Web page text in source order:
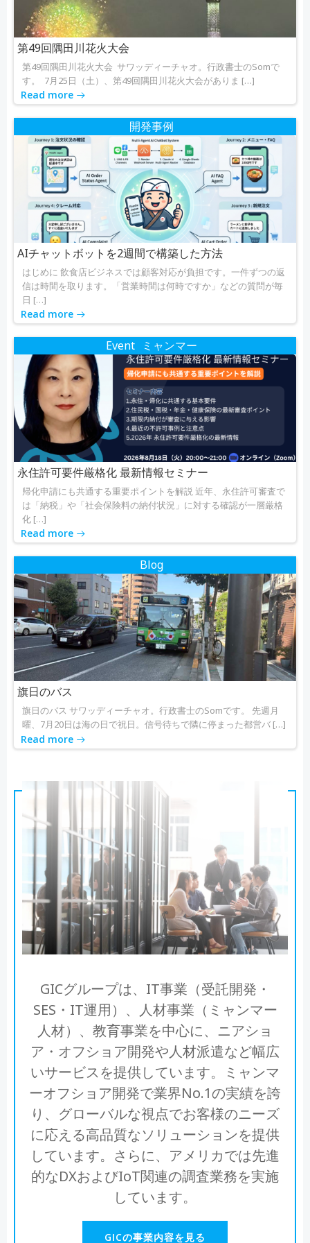
ョ
ン
ン
第49回隅田川花火大会
第49回隅田川花火大会 サワッディーチャオ。行政書士のSomで
す。 7月25日（土）、第49回隅田川花火大会がありま […]
Read more
開発事例
AIチャットボットを2週間で構築した方法
はじめに 飲食店ビジネスでは顧客対応が負担です。一件ずつの返
信は時間を取ります。「営業時間は何時ですか」などの質問が毎
日 […]
Read more
Event ミャンマー
永住許可要件厳格化 最新情報セミナー
帰化申請にも共通する重要ポイントを解説 近年、永住許可審査で
は「納税」や「社会保険料の納付状況」に対する確認が一層厳格
化 […]
Read more
Blog
旗日のバス
旗日のバス サワッディーチャオ。行政書士のSomです。 先週月
曜、7月20日は海の日で祝日。信号待ちで隣に停まった都営バ […]
Read more
GICグループは、IT事業（受託開発・
SES・IT運用）、人材事業（ミャンマー
人材）、教育事業を中心に、ニアショ
ア・オフショア開発や人材派遣など幅広
いサービスを提供しています。ミャンマ
ーオフショア開発で業界No.1の実績を誇
り、グローバルな視点でお客様のニーズ
に応える高品質なソリューションを提供
しています。さらに、アメリカでは先進
的なDXおよびIoT関連の調査業務を実施
しています。
GICの事業内容を見る